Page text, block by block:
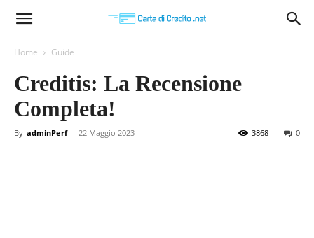
Carta
Credito
Home Guide
Creditis: La Recensione
Completa!
By adminPerf - 22 Maggio 2023 0
3868